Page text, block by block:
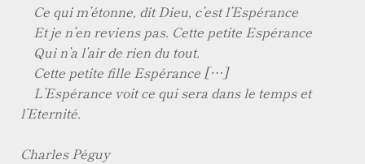
Ce qui m’étonne, dit Dieu, c’est l’Espérance
Et je n’en reviens pas. Cette petite Espérance
Qui n’a l’air de rien du tout.
Cette petite fille Espérance […]
L’Espérance voit ce qui sera dans le temps et
l’Eternité.
Charles Péguy